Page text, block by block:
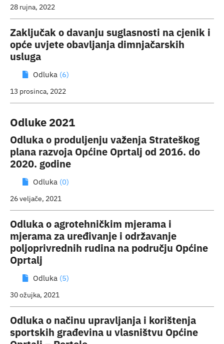
28 rujna, 2022
Zaključak o davanju suglasnosti na cjenik i
opće uvjete obavljanja dimnjačarskih
usluga
Odluka (6)
13 prosinca, 2022
Odluke 2021
Odluka o produljenju važenja Strateškog
plana razvoja Općine Oprtalj od 2016. do
2020. godine
Odluka (0)
26 veljače, 2021
Odluka o agrotehničkim mjerama i
mjerama za uređivanje i održavanje
poljoprivrednih rudina na području Općine
Oprtalj
Odluka (5)
30 ožujka, 2021
Odluka o načinu upravljanja i korištenja
sportskih građevina u vlasništvu Općine